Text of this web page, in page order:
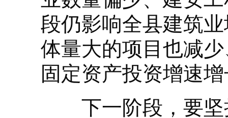
段仍影响全县建筑
体量大的项目也减
固定资产投资增速
下一阶段，要坚